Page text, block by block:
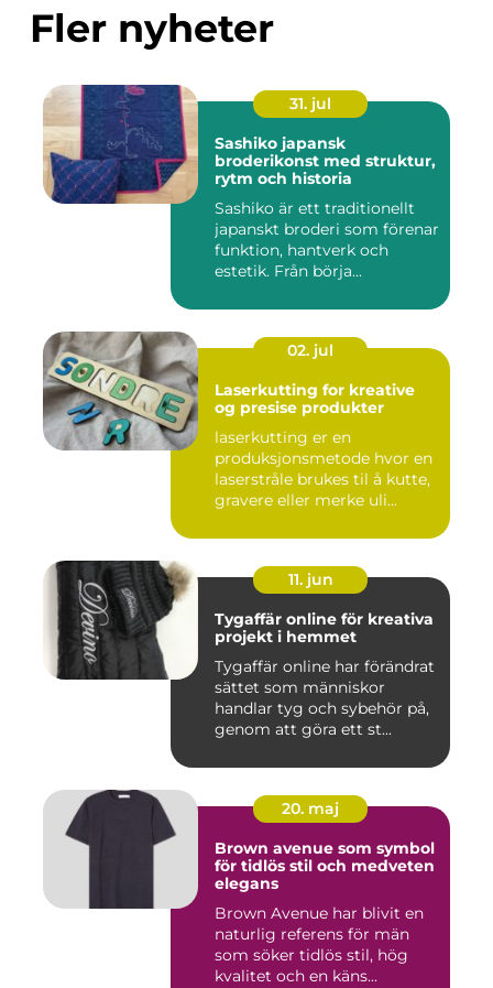
Fler nyheter
31. jul
Sashiko japansk
broderikonst med struktur,
rytm och historia
Sashiko är ett traditionellt
japanskt broderi som förenar
funktion, hantverk och
estetik. Från börja...
02. jul
Laserkutting for kreative
og presise produkter
laserkutting er en
produksjonsmetode hvor en
laserstråle brukes til å kutte,
gravere eller merke uli...
11. jun
Tygaffär online för kreativa
projekt i hemmet
Tygaffär online har förändrat
sättet som människor
handlar tyg och sybehör på,
genom att göra ett st...
20. maj
Brown avenue som symbol
för tidlös stil och medveten
elegans
Brown Avenue har blivit en
naturlig referens för män
som söker tidlös stil, hög
kvalitet och en käns...